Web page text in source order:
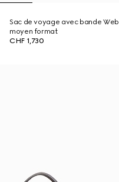
Sac de voyage avec bande Web
moyen format
CHF 1,730